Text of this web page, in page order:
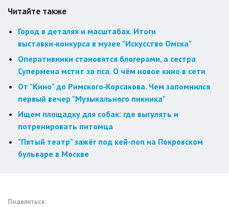
Читайте также
Город в деталях и масштабах. Итоги
выставки‑конкурса в музее "Искусство Омска"
Оперативники становятся блогерами, а сестра
Супермена мстит за пса. О чём новое кино в сети
От "Кино" до Римского‑Корсакова. Чем запомнился
первый вечер "Музыкального пикника"
Ищем площадку для собак: где выгулять и
потренировать питомца
"Пятый театр" зажёг под кей-поп на Покровском
бульваре в Москве
Поделиться: